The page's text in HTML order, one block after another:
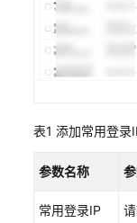
过
IAM
授
予
HSS
权
表1 添加常用登录
参数名称
常用登录IP